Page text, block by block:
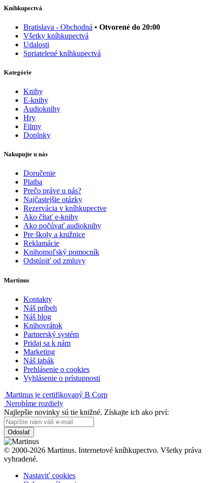
Kníhkupectvá
Bratislava - Obchodná • Otvorené do 20:00
Všetky kníhkupectvá
Udalosti
Spriatelené kníhkupectvá
Kategórie
Knihy
E-knihy
Audioknihy
Hry
Filmy
Doplnky
Nakupujte u nás
Doručenie
Platba
Prečo práve u nás?
Najčastejšie otázky
Rezervácia v kníhkupectve
Ako čítať e-knihy
Ako počúvať audioknihy
Pre školy a knižnice
Reklamácie
Knihomoľský pomocník
Odstúpiť od zmluvy
Martinus
Kontakty
Náš príbeh
Náš blog
Knihovrátok
Partnerský systém
Pridaj sa k nám
Marketing
Náš labák
Prehlásenie o cookies
Vyhlásenie o prístupnosti
Martinus je certifikovaný B Corp
Nerobíme rozdiely
Najlepšie novinky sú tie knižné. Získajte ich ako prví:
Odoslať
© 2000-2026 Martinus. Internetové kníhkupectvo. Všetky práva
vyhradené.
Nastaviť cookies